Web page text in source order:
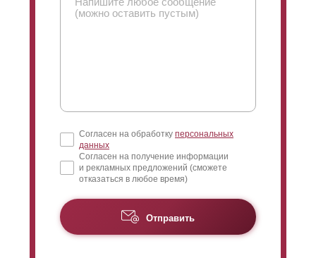
Согласен на обработку персональных
данных
Согласен на получение информации
и рекламных предложений (сможете
отказаться в любое время)
Отправить